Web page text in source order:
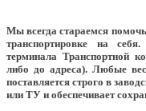
Мы всегда стараемся
транспортировке на
терминала Транспортной
либо до адреса). Любые
поставляется строго в
или ТУ и обеспечивает